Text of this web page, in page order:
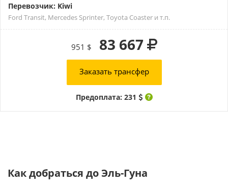
Перевозчик: Kiwi
Ford Transit, Mercedes Sprinter, Toyota Coaster и т.п.
951 $ 83 667
Заказать трансфер
Предоплата: 231
Как добраться до Эль-Гуна